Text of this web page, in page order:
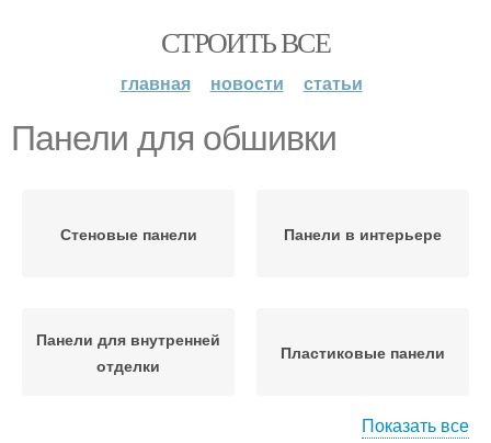
СТРОИТЬ ВСЕ
главная новости статьи
Панели для обшивки
Стеновые панели Панели в интерьере
Панели для внутренней
отделки
Пластиковые панели
Показать все